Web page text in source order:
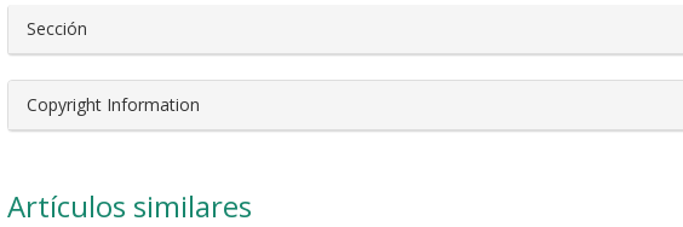
Sección
Copyright Information
Artículos similares